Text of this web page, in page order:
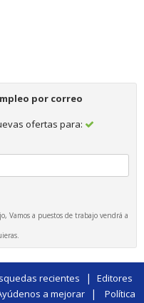
por correo
ofertas para:
Vamos a puestos de trabajo vendrá a
recientes | Editores
a mejorar|
Política